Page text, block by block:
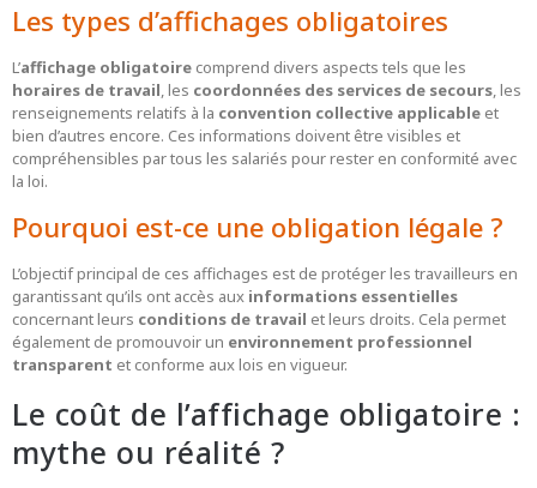
Les types d’affichages obligatoires
L’affichage obligatoire comprend divers aspects tels que les
horaires de travail, les coordonnées des services de secours, les
renseignements relatifs à la convention collective applicable et
bien d’autres encore. Ces informations doivent être visibles et
compréhensibles par tous les salariés pour rester en conformité avec
la loi.
Pourquoi est-ce une obligation légale ?
L’objectif principal de ces affichages est de protéger les travailleurs en
garantissant qu’ils ont accès aux informations essentielles
concernant leurs conditions de travail et leurs droits. Cela permet
également de promouvoir un environnement professionnel
transparent et conforme aux lois en vigueur.
Le coût de l’affichage obligatoire :
mythe ou réalité ?